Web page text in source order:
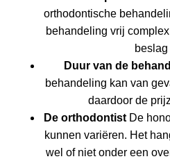
orthodontische
behandeling vrij
Duur van de
behandeling kan van
daardoor de
De orthodontist De
kunnen variëren. Het
wel of niet onder een